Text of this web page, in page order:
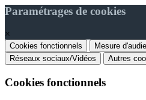
Paramétrages de cookies
×
Cookies fonctionnels Mesure
Réseaux sociaux/Vidéos
Autres
Cookies fonctionnels